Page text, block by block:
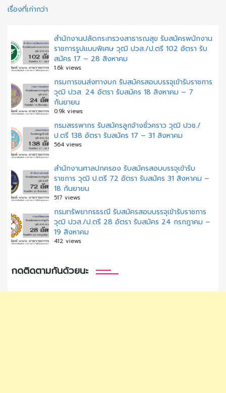
แนะแนว
เรื่องที่เก่ากว่า
สำนักงานปลัดกระทรวงสาธารณสุข รับสมัครพนักงาน
ราชการรูปแบบพิเศษ วุฒิ ปวส./ป.ตรี 102 อัตรา รับ
สมัคร 17 – 28 สิงหาคม
1.6k views
กรมการขนส่งทางบก รับสมัครสอบบรรจุเข้ารับราชการ
วุฒิ ปวส. 24 อัตรา รับสมัคร 18 สิงหาคม – 7
กันยายน
0.9k views
กรมสรรพากร รับสมัครลูกจ้างชั่วคราว วุฒิ ปวช./
ป.ตรี 138 อัตรา รับสมัคร 17 – 31 สิงหาคม
564 views
สํานักงานศาลปกครอง รับสมัครสอบบรรจุเข้ารับ
ราชการ วุฒิ ป.ตรี 72 อัตรา รับสมัคร 31 สิงหาคม –
18 กันยายน
517 views
กรมทรัพยากรธรณี รับสมัครสอบบรรจุเข้ารับราชการ
วุฒิ ปวส./ป.ตรี 28 อัตรา รับสมัคร 24 กรกฎาคม –
19 สิงหาคม
412 views
กดติดตามกันด้วยนะ